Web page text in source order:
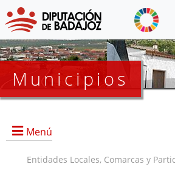
Municipios
Menú
Entidades Locales, Comarcas y